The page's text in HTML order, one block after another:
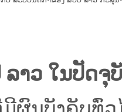
ລາວ ໃນປັດ